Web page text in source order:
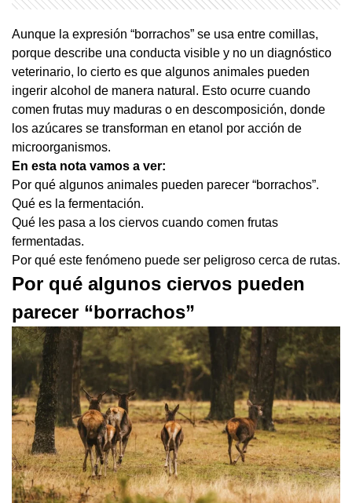
Aunque la expresión “borrachos” se usa entre comillas,
porque describe una conducta visible y no un diagnóstico
veterinario, lo cierto es que algunos animales pueden
ingerir alcohol de manera natural. Esto ocurre cuando
comen frutas muy maduras o en descomposición, donde
los azúcares se transforman en etanol por acción de
microorganismos.
En esta nota vamos a ver:
Por qué algunos animales pueden parecer “borrachos”.
Qué es la fermentación.
Qué les pasa a los ciervos cuando comen frutas
fermentadas.
Por qué este fenómeno puede ser peligroso cerca de rutas.
Por qué algunos ciervos pueden
parecer “borrachos”